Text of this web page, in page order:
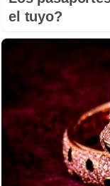
el tuyo?